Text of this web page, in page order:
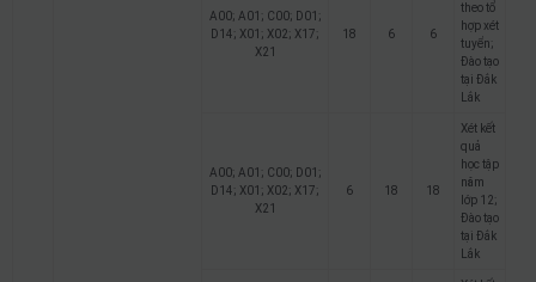
A00; A01; C00; D01;
D14; X01; X02; X17;
X21
18 6 6
theo tổ
hợp xét
tuyển;
Đào tạo
tại Đắk
Lắk
A00; A01; C00; D01;
D14; X01; X02; X17;
X21
6 18 18
Xét kết
quả
học tập
năm
lớp 12;
Đào tạo
tại Đắk
Lắk